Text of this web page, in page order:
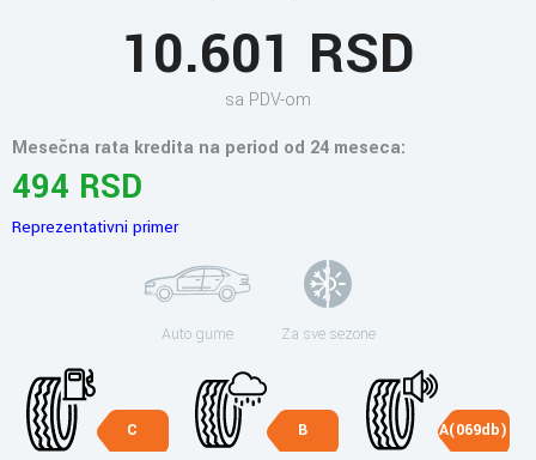
10.601 RSD
sa PDV-om
Mesečna rata kredita na period od 24 meseca:
494 RSD
Reprezentativni primer
Auto gume Za sve sezone
C B A(069db)